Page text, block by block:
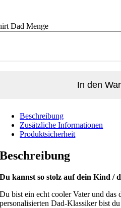
Dad Menge
In den
Beschreibung
Zusätzliche Informationen
Produktsicherheit
Beschreibung
Du kannst so stolz auf dein Kind /
Du bist ein echt cooler Vater und
personalisierten Dad-Klassiker bist